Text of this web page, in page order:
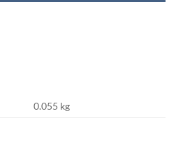
0.055 kg